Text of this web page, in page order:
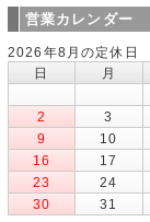
営業カレンダー
2026年8月の定休日
日
月
2
3
9
10
16
17
23
24
30
31